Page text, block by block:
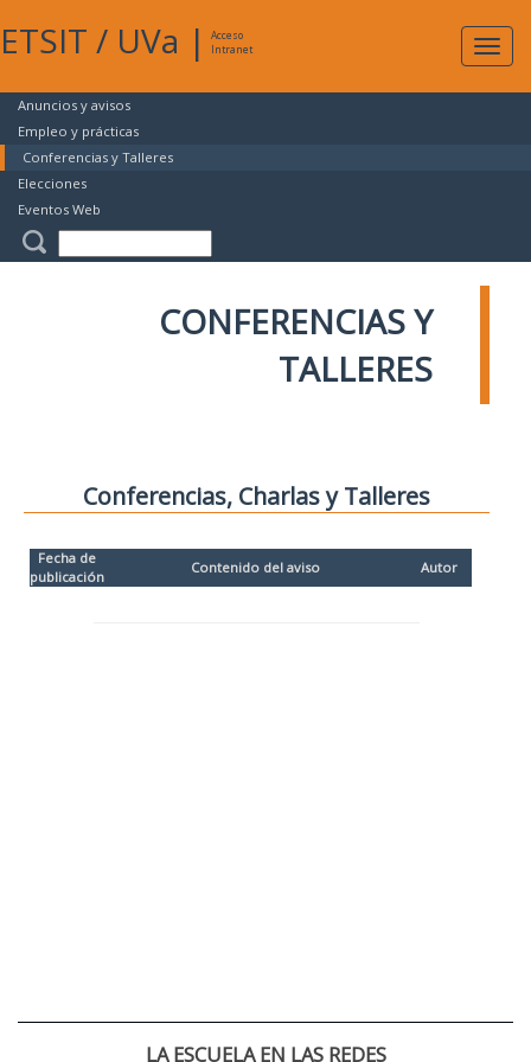
ETSIT / UVa |
Acceso
Intranet
Anuncios y avisos
Empleo y prácticas
Conferencias y Talleres
Elecciones
Eventos Web
CONFERENCIAS Y
TALLERES
Conferencias, Charlas y Talleres
Fecha de
publicación
Contenido del aviso Autor
LA ESCUELA EN LAS REDES